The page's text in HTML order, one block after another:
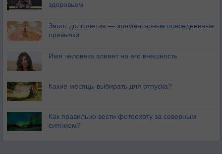
здоровьем
Залог долголетия — элементарные повседневные
привычки
Имя человека влияет на его внешность
Какие месяцы выбирать для отпуска?
Как правильно вести фотоохоту за северным
сиянием?